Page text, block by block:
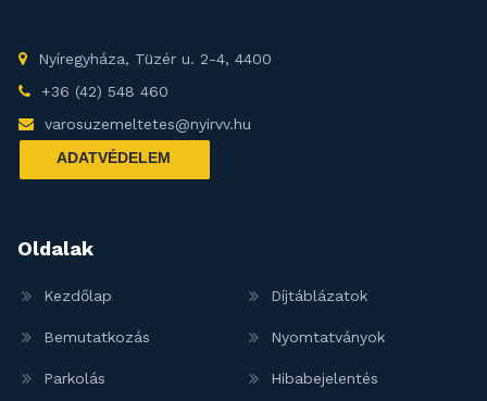
Nyíregyháza, Tüzér u. 2-4, 4400
+36 (42) 548 460
varosuzemeltetes@nyirvv.hu
ADATVÉDELEM
Oldalak
Kezdőlap
Bemutatkozás
Parkolás
Díjtáblázatok
Nyomtatványok
Hibabejelentés